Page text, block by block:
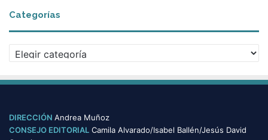
h
i
Categorías
a
e
o
r
DIRECCIÓN Andrea Muñoz
CONSEJO EDITORIAL Camila Alvarado/Isabel Ballén/Jesús David